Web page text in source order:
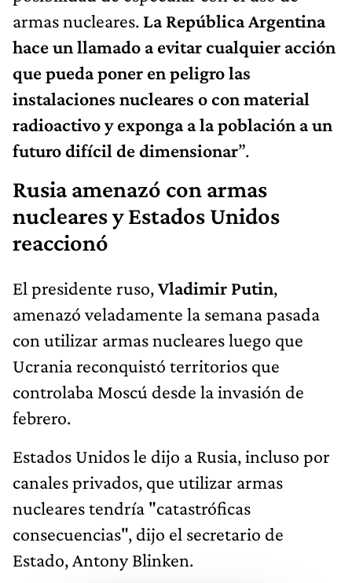
armas nucleares. La República Argentina
hace un llamado a evitar cualquier acción
que pueda poner en peligro las
instalaciones nucleares o con material
radioactivo y exponga a la población a un
futuro difícil de dimensionar”.
Rusia amenazó con armas
nucleares y Estados Unidos
reaccionó
El presidente ruso,Vladimir Putin,
amenazó veladamente la semana pasada
con utilizar armas nucleares luego que
Ucrania reconquistó territorios que
controlaba Moscú desde la invasión de
febrero.
Estados Unidos le dijo a Rusia, incluso por
canales privados, que utilizar armas
nucleares tendría "catastróficas
consecuencias", dijo el secretario de
Estado, Antony Blinken.